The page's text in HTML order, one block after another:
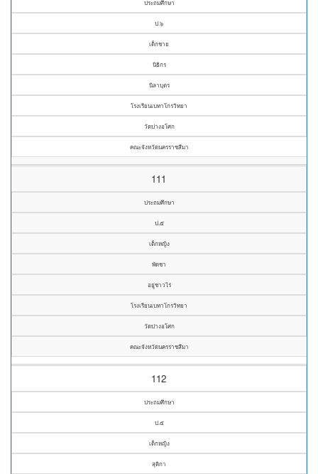
ประถมศึกษา
ป.๖
เด็กชาย
นิธิกร
นิลาบุตร
โรงเรียนเบทาโกรวิทยา
วัดปางอโศก
คณะจังหวัดนครราชสีมา
111
ประถมศึกษา
ป.๕
เด็กหญิง
พัดชา
อยู่ชาวไร่
โรงเรียนเบทาโกรวิทยา
วัดปางอโศก
คณะจังหวัดนครราชสีมา
112
ประถมศึกษา
ป.๕
เด็กหญิง
สุติกา